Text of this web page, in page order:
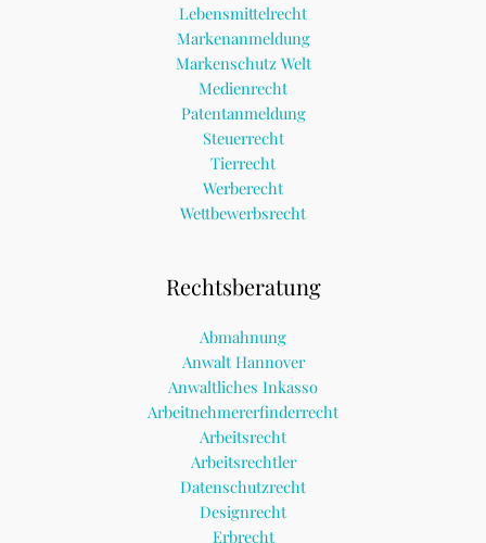
Lebensmittelrecht
Markenanmeldung
Markenschutz Welt
Medienrecht
Patentanmeldung
Steuerrecht
Tierrecht
Werberecht
Wettbewerbsrecht
Rechtsberatung
Abmahnung
Anwalt Hannover
Anwaltliches Inkasso
Arbeitnehmererfinderrecht
Arbeitsrecht
Arbeitsrechtler
Datenschutzrecht
Designrecht
Erbrecht